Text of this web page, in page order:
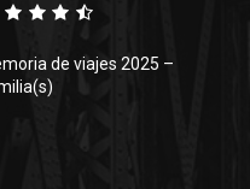
de viajes 2025 –